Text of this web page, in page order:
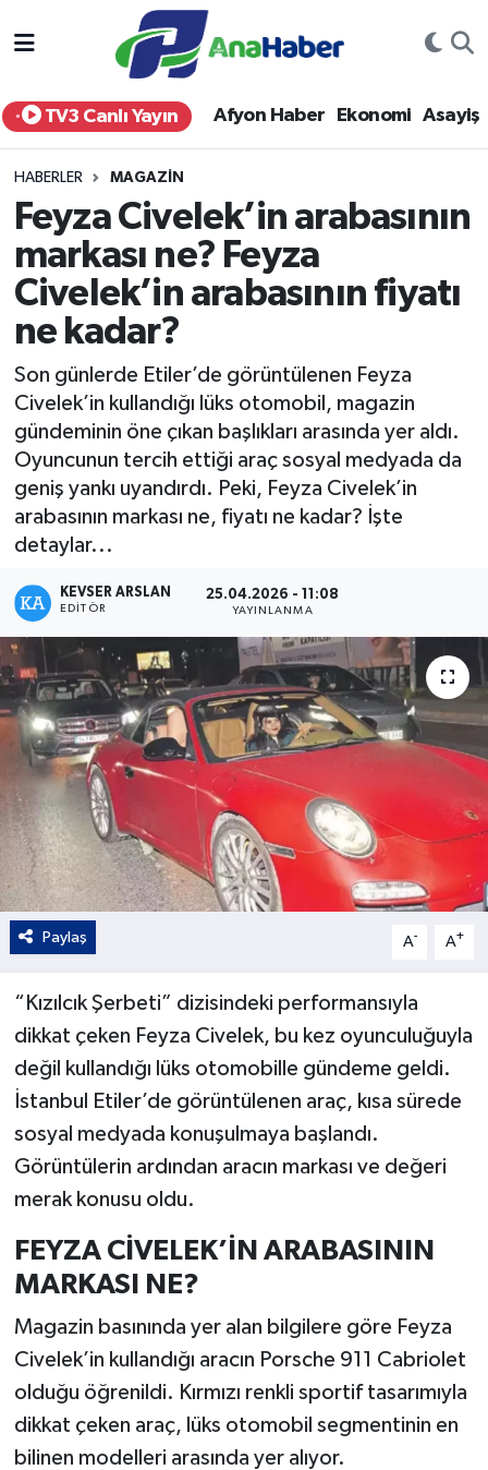
TV3 Canlı Yayın Afyon Haber Ekonomi Asayiş
HABERLER MAGAZIN
Feyza Civelek’in arabasının
markası ne? Feyza
Civelek’in arabasının fiyatı
ne kadar?
Son günlerde Etiler’de görüntülenen Feyza
Civelek’in kullandığı lüks otomobil, magazin
gündeminin öne çıkan başlıkları arasında yer aldı.
Oyuncunun tercih ettiği araç sosyal medyada da
geniş yankı uyandırdı. Peki, Feyza Civelek’in
arabasının markası ne, fiyatı ne kadar? İşte
detaylar...
KEVSER ARSLAN
EDITÖR
25.04.2026 - 11:08
YAYINLANMA
Paylaş A- A+
“Kızılcık Şerbeti” dizisindeki performansıyla
dikkat çeken Feyza Civelek, bu kez oyunculuğuyla
değil kullandığı lüks otomobille gündeme geldi.
İstanbul Etiler’de görüntülenen araç, kısa sürede
sosyal medyada konuşulmaya başlandı.
Görüntülerin ardından aracın markası ve değeri
merak konusu oldu.
FEYZA CİVELEK’İN ARABASININ
MARKASI NE?
Magazin basınında yer alan bilgilere göre Feyza
Civelek’in kullandığı aracın Porsche 911 Cabriolet
olduğu öğrenildi. Kırmızı renkli sportif tasarımıyla
dikkat çeken araç, lüks otomobil segmentinin en
bilinen modelleri arasında yer alıyor.
Yurt Haber
Afyon Haber
Siyaset
Spor
Sağlık
Teknoloji
Kültür - Sanat
Yaşam
Afyonkarahisar Nöbetçi Eczaneler
Afyonkarahisar Hava Durumu
Afyonkarahisar Trafik Yoğunluk Haritası
Süper Lig Puan Durumu ve Fikstür
Son Dakika Haberleri
Haber Arşivi